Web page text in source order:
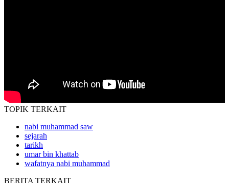
TOPIK TERKAIT
nabi muhammad saw
sejarah
tarikh
umar bin khattab
wafatnya nabi muhammad
BERITA TERKAIT